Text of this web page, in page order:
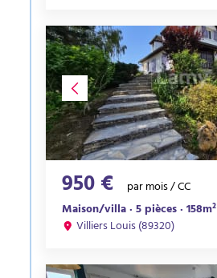
950 €
par mois / CC
Maison/villa · 5 pièces · 158m²
Villiers Louis (89320)